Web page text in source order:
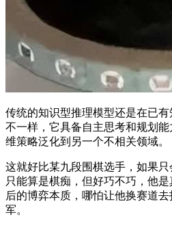
传统的知识型推理模型还是在已
不一样，它具备自主思考和规划
维策略泛化到另一个不相关领域。
这就好比某九段围棋选手，如果
只能算是棋痴，但好巧不巧，他
后的博弈本质，哪怕让他换赛道
军。